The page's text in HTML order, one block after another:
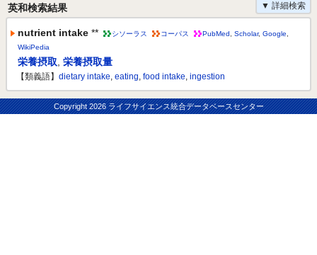
▼ 詳細検索
英和検索結果
nutrient intake ** シソーラス コーパス PubMed Scholar, Google
WikiPedia
栄養摂取 栄養摂取量
【類義語】 dietary intake, eating, food intake, ingestion
Copyright2026 ライフサイエンス統合データベースセンター